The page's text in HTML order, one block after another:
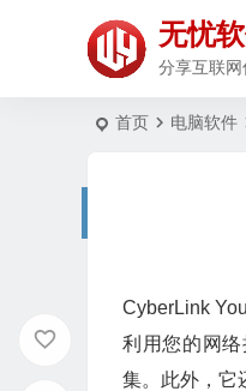
无忧
分享互联
首页 电脑软件
Cyber​​Link
利用您的网
集。此外，它